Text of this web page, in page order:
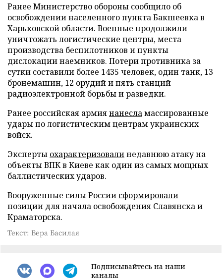
Ранее Министерство обороны сообщило об
освобождении населенного пункта Бакшеевка в
Харьковской области. Военные продолжили
уничтожать логистические центры, места
производства беспилотников и пункты
дислокации наемников. Потери противника за
сутки составили более 1435 человек, один танк, 13
бронемашин, 12 орудий и пять станций
радиоэлектронной борьбы и разведки.
Ранее российская армиянанесламассированные
удары по логистическим центрам украинских
войск.
Эксперты охарактеризовалинедавнюю атаку на
объекты ВПК в Киеве как один из самых мощных
баллистических ударов.
Вооруженные силы России сформировали
позиции для начала освобождения Славянска и
Краматорска.
Текст: Вера Басилая
Подписывайтесь на наши
каналы